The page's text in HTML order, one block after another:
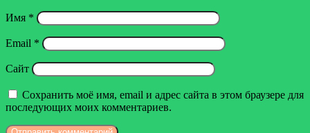
Имя *
Email *
Сайт
Сохранить моё имя, email и адрес сайта в этом браузере для
последующих моих комментариев.